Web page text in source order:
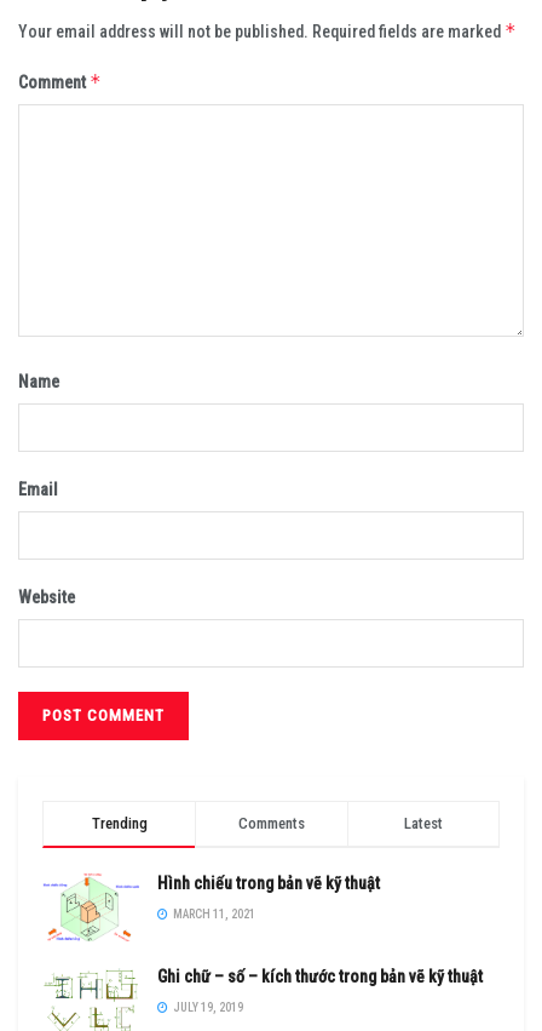
Your email address will not be published. Required fields are marked *
Comment*
Name
Email
Website
Trending Comments Latest
Hình chiếu trong bản vẽ kỹ thuật
MARCH 11, 2021
Ghi chữ – số – kích thước trong bản vẽ kỹ thuật
JULY 19, 2019